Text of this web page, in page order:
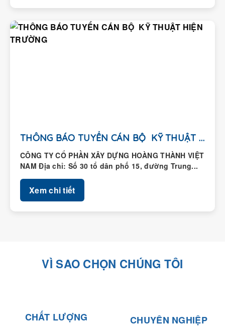
THÔNG BÁO TUYỂN CÁN BỘ KỸ THUẬT HIỆN...
CÔNG TY CỔ PHẦN XÂY DỰNG HOÀNG THÀNH VIỆT
NAM Địa chỉ: Số 30 tổ dân phố 15, đường Trung...
Xem chi tiết
VÌ SAO CHỌN CHÚNG TÔI
CHẤT LƯỢNG CHUYÊN NGHIỆP